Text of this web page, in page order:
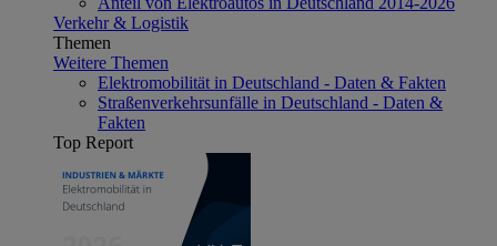
Verkehr & Logistik
Themen
Weitere Themen
Elektromobilität in Deutschland - Daten & Fakten
Straßenverkehrsunfälle in Deutschland - Daten &
Fakten
Top Report